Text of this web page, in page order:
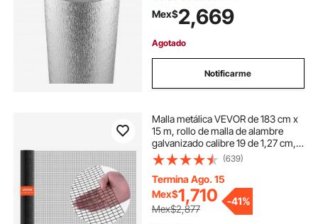
reflectante del calor, rollo de
aislamiento térmico para ventanas
y techos de vehículos recreativos.
Mex$2,669
Agotado
Notificarme
Malla metálica VEVOR de 183 cm x
15 m, rollo de malla de alambre
galvanizado calibre 19 de 1,27 cm,
resistente a la intemperie, revestida
de vinilo, para cercas de gallinero,
soldada y resistente para plantas de
jardín, para jaulas de conejos y
serpientes.
(639)
Termina Ago. 15
Mex$1,710
Mex$2,877
-41%